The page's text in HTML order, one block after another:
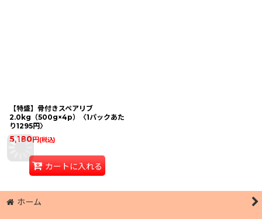
【特盛】骨付きスペアリブ
2.0kg（500g×4p）〈1パックあた
り1295円〉
5,180円 (税込)
カートに入れる
ホーム